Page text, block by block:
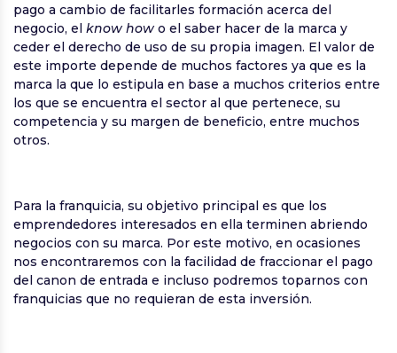
pago a cambio de facilitarles formación acerca del
negocio, el know how o el saber hacer de la marca y
ceder el derecho de uso de su propia imagen. El valor de
este importe depende de muchos factores ya que es la
marca la que lo estipula en base a muchos criterios entre
los que se encuentra el sector al que pertenece, su
competencia y su margen de beneficio, entre muchos
otros.
Para la franquicia, su objetivo principal es que los
emprendedores interesados en ella terminen abriendo
negocios con su marca. Por este motivo, en ocasiones
nos encontraremos con la facilidad de fraccionar el pago
del canon de entrada e incluso podremos toparnos con
franquicias que no requieran de esta inversión.